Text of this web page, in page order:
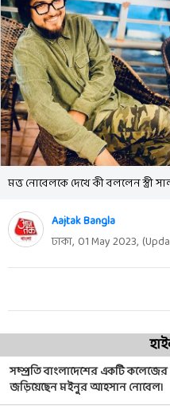
মত্ত নোবেলকে দেখে কী বললেন স্ত্রী
Aajtak Bangla
ঢাকা, 01 May 2023,
সম্প্রতি বাংলাদেশের একটি
জড়িয়েছেন মইনুর আহসান নোবেল।